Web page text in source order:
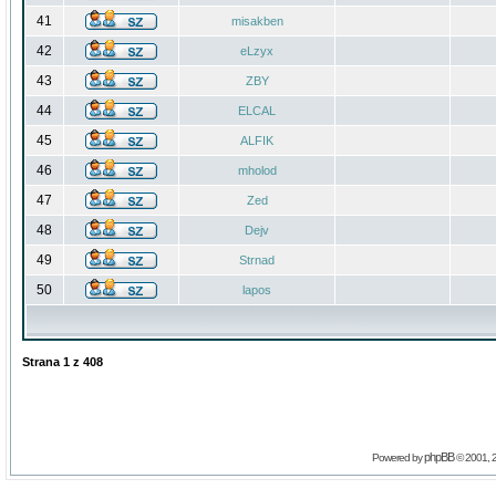
41 misakben
42 eLzyx
43 ZBY
44 ELCAL
45 ALFIK
46 mholod
47 Zed
48 Dejv
49 Strnad
50 lapos
Strana 1 z 408
Powered byphpBB© 2001,